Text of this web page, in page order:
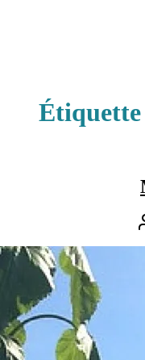
Étiquette
de